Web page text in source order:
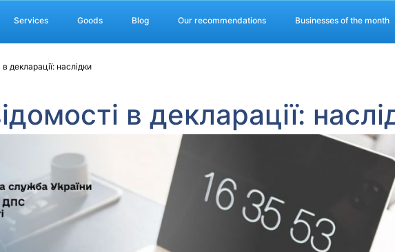
Services Goods Blog Our recommendations Businesses of the month
декларації: наслідки
в декларації: